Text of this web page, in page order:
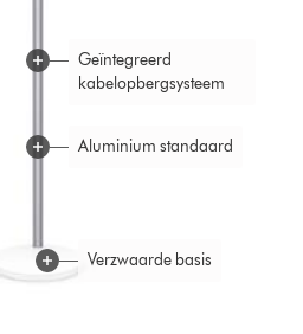
Geïntegreerd
kabelopbergsysteem
Aluminium standaard
Verzwaarde basis